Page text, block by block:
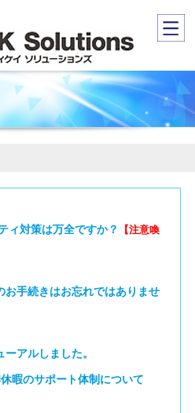
ィ対策は万全ですか？
【注意喚
お手続きはお忘れではありませ
アルしました。
暇のサポート体制について